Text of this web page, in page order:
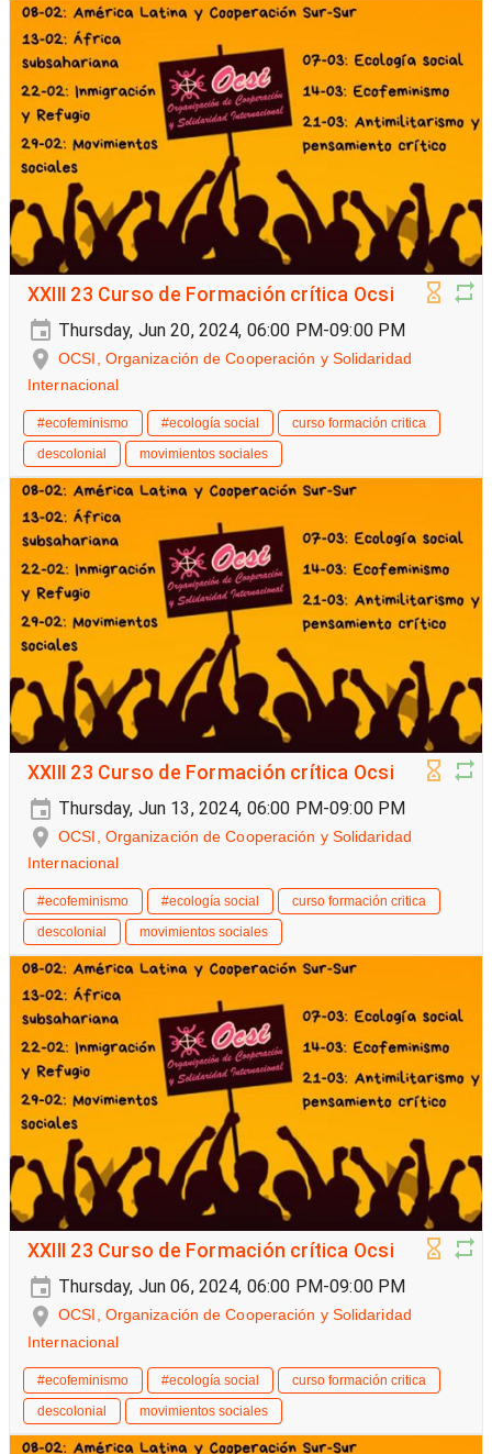
XXIII 23 Curso de Formación crítica Ocsi
Thursday, Jun 20, 2024, 06:00 PM-09:00 PM
OCSI, Organización de Cooperación y Solidaridad
Internacional
#ecofeminismo #ecología social
curso formación critica
descolonial
movimientos sociales
XXIII 23 Curso de Formación crítica Ocsi
Thursday, Jun 13, 2024, 06:00 PM-09:00 PM
OCSI, Organización de Cooperación y Solidaridad
Internacional
#ecofeminismo #ecología social
curso formación critica
descolonial
movimientos sociales
XXIII 23 Curso de Formación crítica Ocsi
Thursday, Jun 06, 2024, 06:00 PM-09:00 PM
OCSI, Organización de Cooperación y Solidaridad
Internacional
#ecofeminismo #ecología social
curso formación critica
descolonial
movimientos sociales